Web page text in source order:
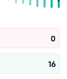
0
16